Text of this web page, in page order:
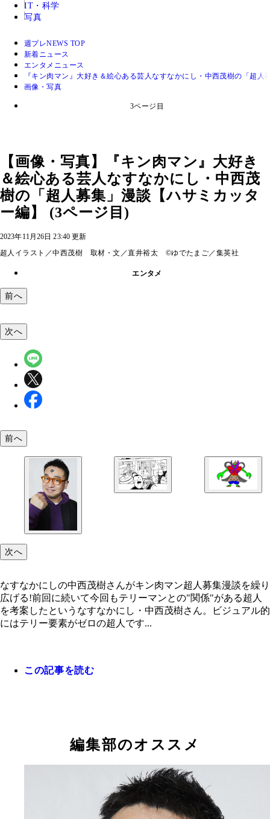
IT・科学
写真
週プレNEWS TOP
新着ニュース
エンタメニュース
『キン肉マン』大好き＆絵心ある芸人なすなかにし・中西茂樹の「超
画像・写真
3ページ目
【画像・写真】『キン肉マン』大好き
＆絵心ある芸人なすなかにし・中西茂
樹の「超人募集」漫談【ハサミカッタ
ー編】 (3ページ目)
2023年11月26日 23:40 更新
超人イラスト／中西茂樹 取材・文／直井裕太 ©ゆでたまご／集英社
エンタメ
前へ
『キン肉マン』ファンにとってお楽しみ要素のひ
ある、テリーの靴紐。この靴紐を狙う超人の攻撃
は？
なすなかにし中西考案超人「ハサミカッター」
次へ
前へ
次へ
なすなかにしの中西茂樹さんがキン肉マン超人募集漫談を繰り
広げる!前回に続いて今回もテリーマンとの"関係"がある超人
を考案したというなすなかにし・中西茂樹さん。ビジュアル的
にはテリー要素がゼロの超人です...
この記事を読む
編集部のオススメ